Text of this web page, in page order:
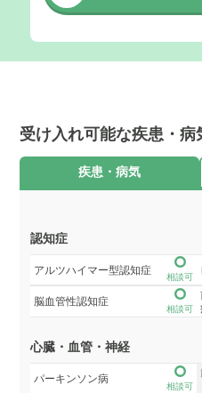
受け入れ可能な疾患・
疾患・病気
認知症
アルツハイマー型認知症
相談可
脳血管性認知症
相談可
心臓・血管・神経
パーキンソン病
相談可